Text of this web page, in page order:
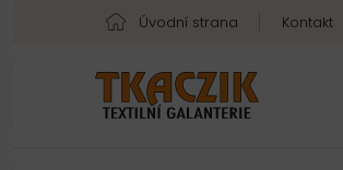
Úvodní strana Kontakt